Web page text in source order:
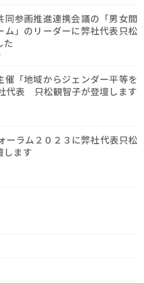
同参画推進連携会議の「男女間
ム」のリーダーに弊社代表只松
た
催「地域からジェンダー平等を
代表 只松観智子が登壇します
ーラム２０２３に弊社代表只松
します